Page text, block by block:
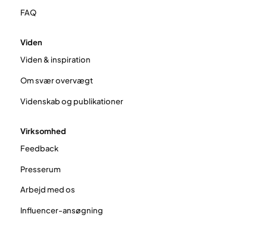
FAQ
Viden
Viden & inspiration
Om svær overvægt
Videnskab og publikationer
Virksomhed
Feedback
Presserum
Arbejd med os
Influencer-ansøgning